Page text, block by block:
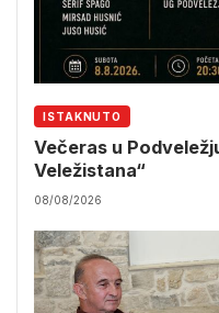
ISTAKNUTO
Večeras u
Veležistana“
08/08/2026